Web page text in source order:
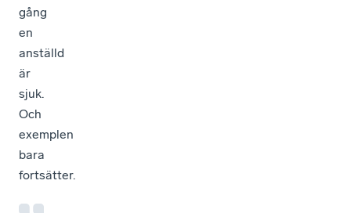
gång
en
anställd
är
sjuk.
Och
exemplen
bara
fortsätter.